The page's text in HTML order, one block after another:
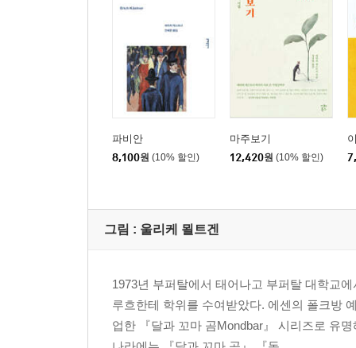
파비안
8,100원 (10% 할인)
마주보기
12,420원 (10% 할인)
그림 : 울리케 묄트겐
1973년 부퍼탈에서 태어나고 부퍼탈 대학교
루흐한테 학위를 수여받았다. 에센의 폴크방
업한 『달과 꼬마 곰Mondbar』 시리즈로 유